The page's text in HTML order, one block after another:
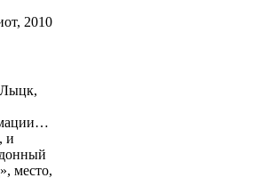
2010
Лыцк,
и
место,